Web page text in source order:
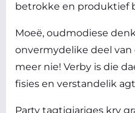
betrokke en produktief
Moeë, oudmodiese
onvermydelike deel van
meer nie! Verby is die
fisies en verstandelik
Party tagtigjariges kry